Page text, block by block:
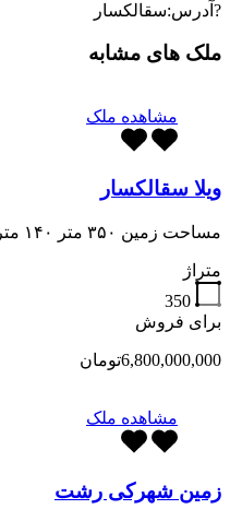
?آدرس:سقالکسار
ملک های مشابه
مشاهده ملک
ویلا سقالکسار
مساحت زمین ۳۵۰ متر ۱۴۰ متر بنای نیمه کاره دوبلکس…
متراژ
350
برای فروش
6,800,000,000تومان
مشاهده ملک
زمین شهرکی رشت